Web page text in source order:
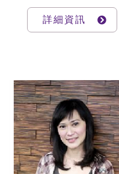
有終點！」 沒錯！愛
的持之以恆的道路，
詳細資訊